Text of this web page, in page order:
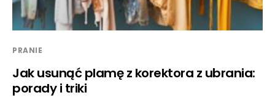
PRANIE
Jak usunąć plamę z korektora z ubrania:
porady i triki